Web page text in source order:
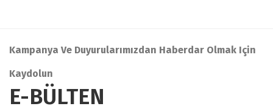
Kampanya Ve Duyurularımızdan Haberdar Olmak Için
Kaydolun
E-BÜLTEN